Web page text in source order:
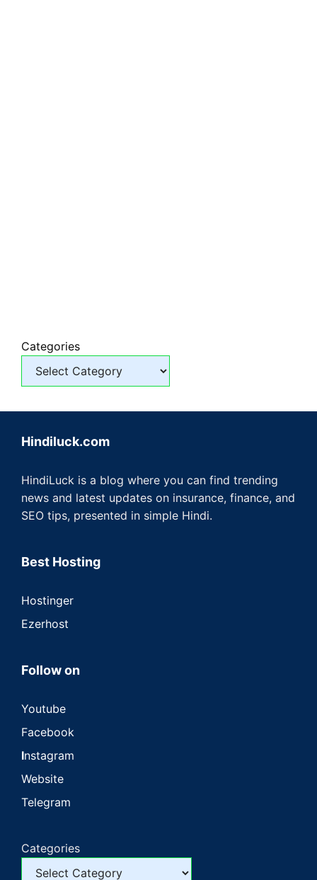
Categories
Hindiluck.com
HindiLuck is a blog where you can find trending
news and latest updates on insurance, finance, and
SEO tips, presented in simple Hindi.
Best Hosting
Hostinger
Ezerhost
Follow on
Youtube
Facebook
Instagram
Website
Telegram
Categories